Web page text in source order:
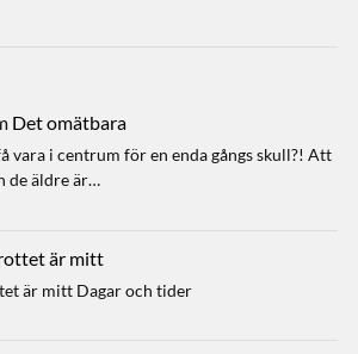
Det omätbara
vara i centrum för en enda gångs skull?! Att
de äldre är…
är mitt
är mitt Dagar och tider